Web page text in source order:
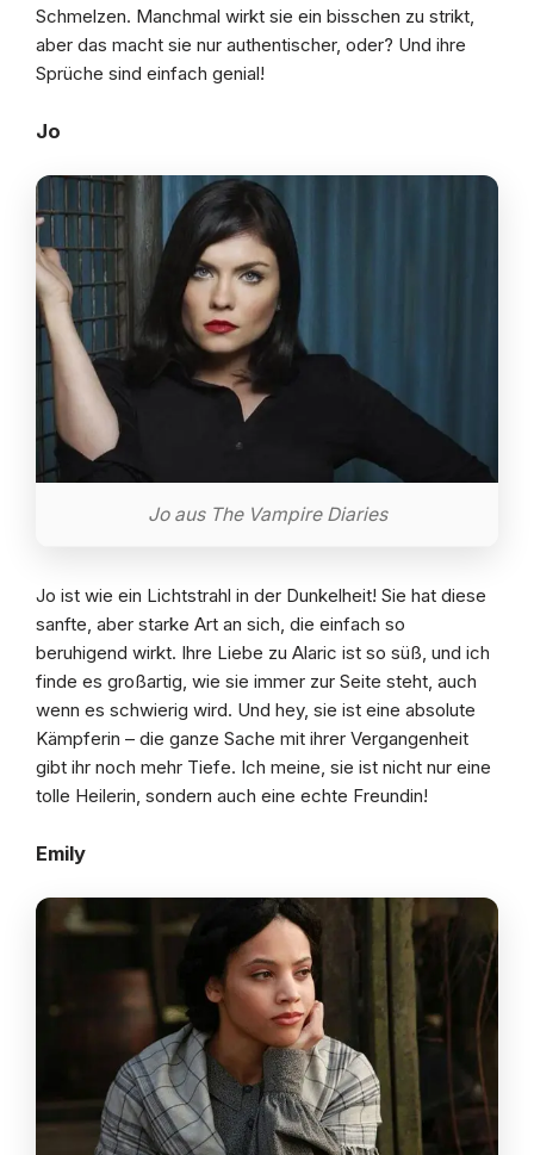
Schmelzen. Manchmal wirkt sie ein bisschen zu strikt,
aber das macht sie nur authentischer, oder? Und ihre
Sprüche sind einfach genial!
Jo
Jo aus The Vampire Diaries
Jo ist wie ein Lichtstrahl in der Dunkelheit! Sie hat diese
sanfte, aber starke Art an sich, die einfach so
beruhigend wirkt. Ihre Liebe zu Alaric ist so süß, und ich
finde es großartig, wie sie immer zur Seite steht, auch
wenn es schwierig wird. Und hey, sie ist eine absolute
Kämpferin – die ganze Sache mit ihrer Vergangenheit
gibt ihr noch mehr Tiefe. Ich meine, sie ist nicht nur eine
tolle Heilerin, sondern auch eine echte Freundin!
Emily